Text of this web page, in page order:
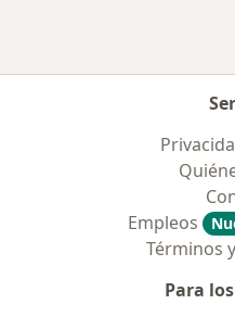
Empleos
Términos
Para